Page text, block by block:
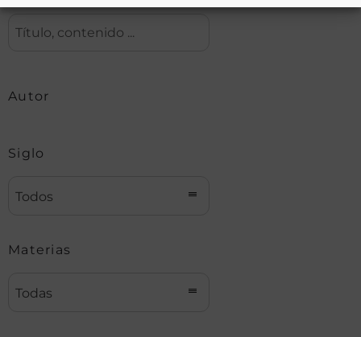
Autor
Siglo
Todos
Materias
Todas